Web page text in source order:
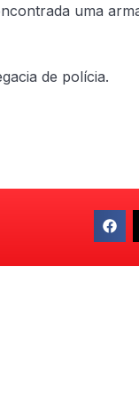
uma
de polícia.